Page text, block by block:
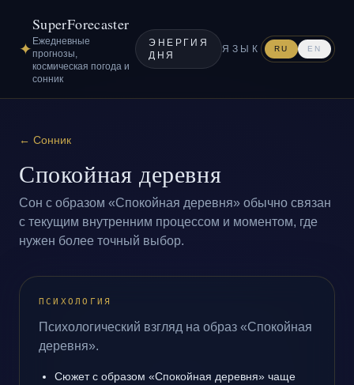
✦
SuperForecaster
Ежедневные
прогнозы,
космическая погода и
сонник
ЭНЕРГИЯ
ДНЯ
ЯЗЫК RU EN
← Сонник
Спокойная деревня
Сон с образом «Спокойная деревня» обычно связан
с текущим внутренним процессом и моментом, где
нужен более точный выбор.
ПСИХОЛОГИЯ
Психологический взгляд на образ «Спокойная
деревня».
Сюжет с образом «Спокойная деревня» чаще